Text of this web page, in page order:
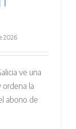
2026
ve una
ordena la
abono de